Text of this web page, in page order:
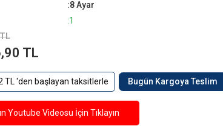
:8 Ayar
:1
TL
TL 'den başlayan taksitlerle Bugün Kargoya Teslim
Youtube Videosu İçin Tıklayın